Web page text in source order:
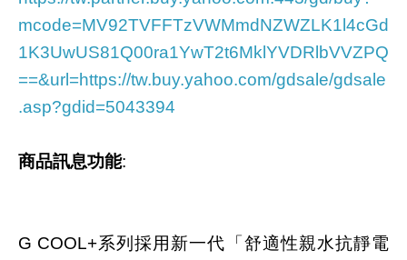
mcode=MV92TVFFTzVWMmdNZWZLK1l4cGd
1K3UwUS81Q00ra1YwT2t6MklYVDRlbVVZPQ
==&url=https://tw.buy.yahoo.com/gdsale/gdsale
.asp?gdid=5043394
商品訊息功能:
G COOL+系列採用新一代「舒適性親水抗靜電